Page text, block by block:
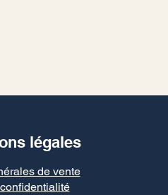
légales
de vente